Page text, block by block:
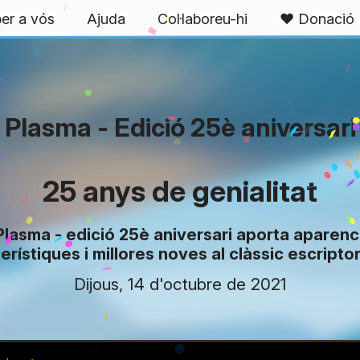
a vós Ajuda Col·laboreu-hi ❤️ Donació
Plasma - Edició 25è aniversari
25 anys de genialitat
- edició 25è aniversari aporta
i millores noves al clàssic
Dijous, 14 d'octubre de 2021